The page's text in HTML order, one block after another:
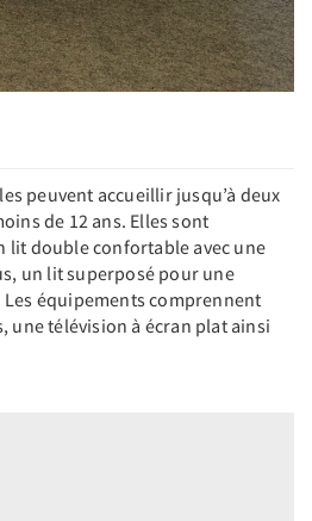
peuvent accueillir jusqu’à deux
de 12 ans. Elles sont
lit double confortable avec une
un lit superposé pour une
équipements comprennent
une télévision à écran plat ainsi